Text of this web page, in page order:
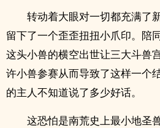
转动着大眼对一切都充满了
留下了一个歪歪扭扭小爪印。陪
这头小兽的横空出世让三大斗兽
许小兽参赛从而导致了这样一个
的主人不知道说了多少好话。
这恐怕是南荒史上最小地圣